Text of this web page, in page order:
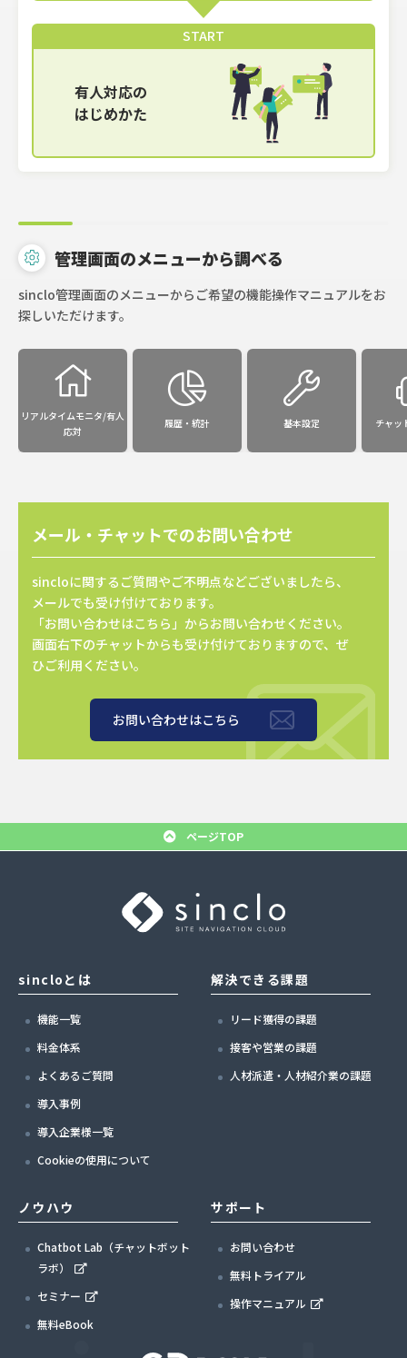
START
有人対応の
はじめかた
管理画面のメニューから調べる
sinclo管理画面のメニューからご希望の機能操作マニュアルをお
探しいただけます。
リアルタイムモニタ/有人
応対
履歴・統計 基本設定 チャッ
メール・チャットでのお問い合わせ
sincloに関するご質問やご不明点などございましたら、
メールでも受け付けております。
「お問い合わせはこちら」からお問い合わせください。
画面右下のチャットからも受け付けておりますので、ぜ
ひご利用ください。
お問い合わせはこちら
ページTOP
sincloとは
機能一覧
料金体系
よくあるご質問
導入事例
導入企業様一覧
Cookieの使用について
解決できる課題
リード獲得の課題
接客や営業の課題
人材派遣・人材紹介業の課題
ノウハウ
Chatbot Lab（チャットボット
ラボ）
セミナー
無料eBook
サポート
お問い合わせ
無料トライアル
操作マニュアル